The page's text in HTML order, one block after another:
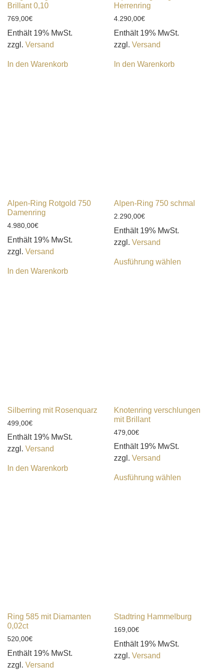
Brillant 0,10
769,00€
Enthält 19% MwSt.
zzgl. Versand
In den Warenkorb
Herrenring
4.290,00€
Enthält 19% MwSt.
zzgl. Versand
In den Warenkorb
Alpen-Ring Rotgold 750
Damenring
4.980,00€
Enthält 19% MwSt.
zzgl. Versand
In den Warenkorb
Alpen-Ring 750 schmal
2.290,00€
Enthält 19% MwSt.
zzgl. Versand
Ausführung wählen
Silberring mit Rosenquarz
499,00€
Enthält 19% MwSt.
zzgl. Versand
In den Warenkorb
Knotenring verschlungen
mit Brillant
479,00€
Enthält 19% MwSt.
zzgl. Versand
Ausführung wählen
Ring 585 mit Diamanten
0,02ct
520,00€
Enthält 19% MwSt.
zzgl. Versand
Stadtring Hammelburg
169,00€
Enthält 19% MwSt.
zzgl. Versand